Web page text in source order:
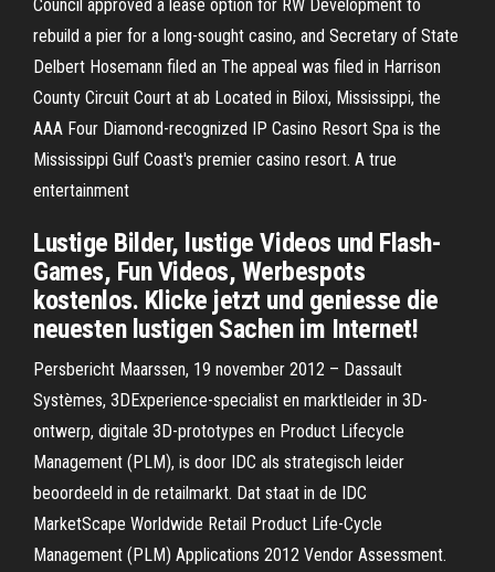
Council approved a lease option for RW Development to
rebuild a pier for a long-sought casino, and Secretary of State
Delbert Hosemann filed an The appeal was filed in Harrison
County Circuit Court at ab Located in Biloxi, Mississippi, the
AAA Four Diamond-recognized IP Casino Resort Spa is the
Mississippi Gulf Coast's premier casino resort. A true
entertainment
Lustige Bilder, lustige Videos und Flash-
Games, Fun Videos, Werbespots
kostenlos. Klicke jetzt und geniesse die
neuesten lustigen Sachen im Internet!
Persbericht Maarssen, 19 november 2012 – Dassault
Systèmes, 3DExperience-specialist en marktleider in 3D-
ontwerp, digitale 3D-prototypes en Product Lifecycle
Management (PLM), is door IDC als strategisch leider
beoordeeld in de retailmarkt. Dat staat in de IDC
MarketScape Worldwide Retail Product Life-Cycle
Management (PLM) Applications 2012 Vendor Assessment.